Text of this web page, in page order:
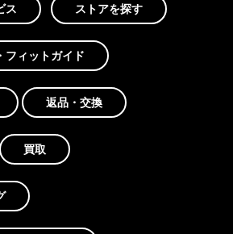
ス ストアを探す
フィットガイド
返品・交換
買取